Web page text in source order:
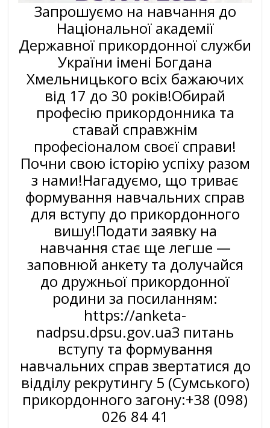
Запрошуємо на навчання до
Національної академії
Державної прикордонної служби
України імені Богдана
Хмельницького всіх бажаючих
від 17 до 30 років!Обирай
професію прикордонника та
ставай справжнім
професіоналом своєї справи!
Почни свою історію успіху разом
з нами!Нагадуємо, що триває
формування навчальних справ
для вступу до прикордонного
вишу!Подати заявку на
навчання стає ще легше —
заповнюй анкету та долучайся
до дружньої прикордонної
родини за посиланням:
https://anketa-
nadpsu.dpsu.gov.uaЗ питань
вступу та формування
навчальних справ звертатися до
відділу рекрутингу 5 (Сумського)
прикордонного загону:+38 (098)
026 84 41